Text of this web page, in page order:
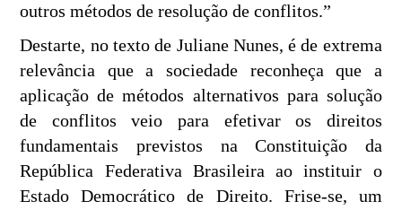
outros métodos de resolução de conflitos.”
Destarte, no texto de Juliane Nunes, é de extrema
relevância que a sociedade reconheça que a
aplicação de métodos alternativos para solução
de conflitos veio para efetivar os direitos
fundamentais previstos na Constituição da
República Federativa Brasileira ao instituir o
Estado Democrático de Direito. Frise-se, um